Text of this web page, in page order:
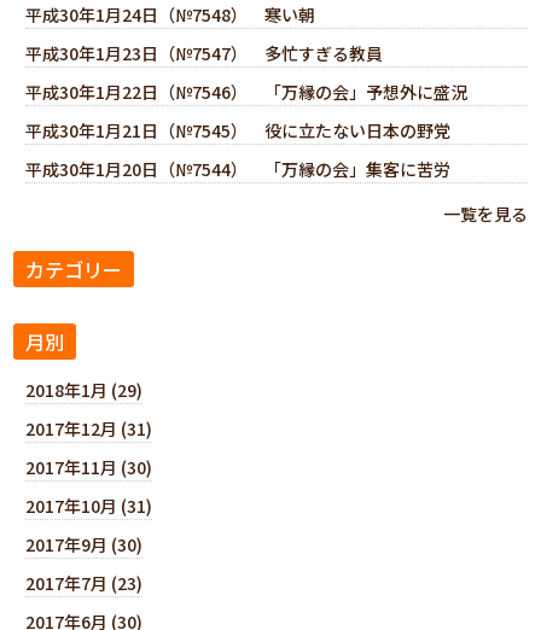
平成30年1月24日（№7548） 寒い朝
平成30年1月23日（№7547） 多忙すぎる教員
平成30年1月22日（№7546） 「万縁の会」予想外に盛況
平成30年1月21日（№7545） 役に立たない日本の野党
平成30年1月20日（№7544） 「万縁の会」集客に苦労
一覧を見る
カテゴリー
月別
2018年1月 (29)
2017年12月 (31)
2017年11月 (30)
2017年10月 (31)
2017年9月 (30)
2017年7月 (23)
2017年6月 (30)